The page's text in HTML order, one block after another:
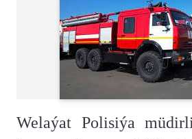
Welaýat Polisiýa